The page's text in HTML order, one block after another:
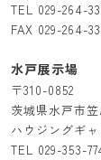
TEL 029-264-
FAX 029-264-
水戸展示場
〒310-0852
茨城県水戸市笠
ハウジングギ
TEL 029-353-